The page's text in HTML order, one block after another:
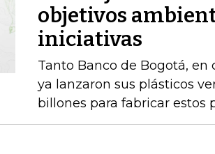
objetivos
iniciativas
Tanto Banco de Bogotá,
ya lanzaron sus plásticos
billones para fabricar estos